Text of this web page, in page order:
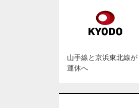
山手線と京浜東北線が
運休へ